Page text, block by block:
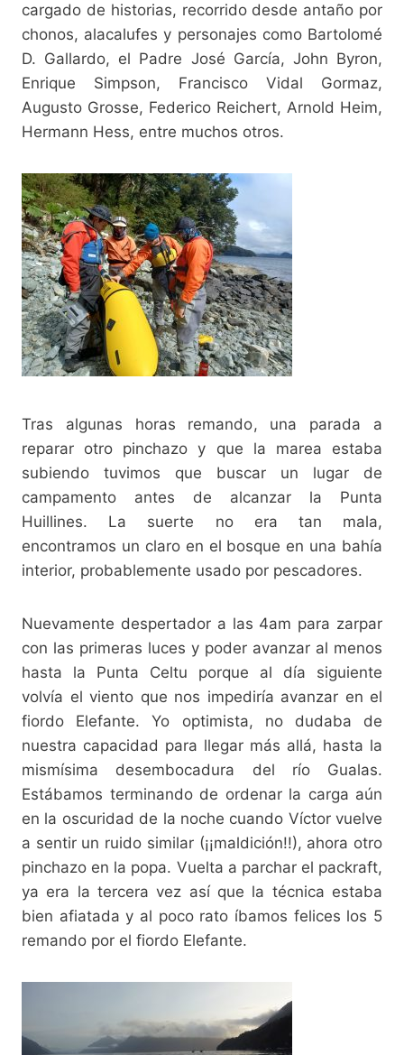
cargado de historias, recorrido desde antaño por
chonos, alacalufes y personajes como Bartolomé
D. Gallardo, el Padre José García, John Byron,
Enrique Simpson, Francisco Vidal Gormaz,
Augusto Grosse, Federico Reichert, Arnold Heim,
Hermann Hess, entre muchos otros.
Tras algunas horas remando, una parada a
reparar otro pinchazo y que la marea estaba
subiendo tuvimos que buscar un lugar de
campamento antes de alcanzar la Punta
Huillines. La suerte no era tan mala,
encontramos un claro en el bosque en una bahía
interior, probablemente usado por pescadores.
Nuevamente despertador a las 4am para zarpar
con las primeras luces y poder avanzar al menos
hasta la Punta Celtu porque al día siguiente
volvía el viento que nos impediría avanzar en el
fiordo Elefante. Yo optimista, no dudaba de
nuestra capacidad para llegar más allá, hasta la
mismísima desembocadura del río Gualas.
Estábamos terminando de ordenar la carga aún
en la oscuridad de la noche cuando Víctor vuelve
a sentir un ruido similar (¡¡maldición!!), ahora otro
pinchazo en la popa. Vuelta a parchar el packraft,
ya era la tercera vez así que la técnica estaba
bien afiatada y al poco rato íbamos felices los 5
remando por el fiordo Elefante.